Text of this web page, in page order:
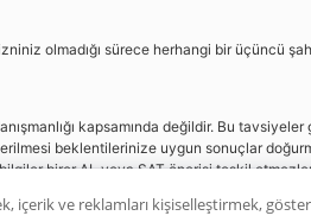
olmadığı sürece herhangi bir üçüncü
kapsamında değildir. Bu
beklentilerinize uygun sonuçlar
birer AL veya SAT önerisi teşkil
içerik ve reklamları kişiselleştirmek,